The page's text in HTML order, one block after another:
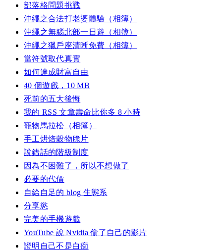
部落格問題挑戰
沖繩之合法打老婆體驗（相簿）
沖繩之無腦北部一日遊（相簿）
沖繩之獵戶座清晰免費（相簿）
當符號取代真實
如何達成財富自由
40 個遊戲，10 MB
死前的五大後悔
我的 RSS 文章壽命比你多 8 小時
寵物馬拉松（相簿）
手工烘焙穀物脆片
說錯話的階級制度
因為不困難了，所以不想做了
必要的代價
自給自足的 blog 生態系
分享慾
完美的手機遊戲
YouTube 說 Nvidia 偷了自己的影片
證明自己不是白痴